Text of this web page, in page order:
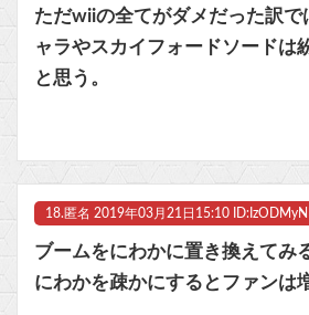
ただwiiの全てがダメだった訳で
ャラやスカイフォードソードは
と思う。
18. 匿名 2019年03月21日15:10
ブームをにわかに置き換えてみ
にわかを疎かにするとファンは